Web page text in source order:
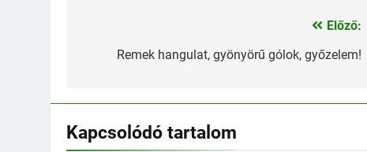
navigáció
Előző:
Remek hangulat, gyönyörű gólok, győzelem!
Kapcsolódó tartalom